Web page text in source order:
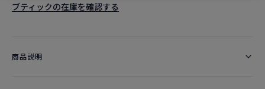
ブティックの在庫を確認する​
商品説明